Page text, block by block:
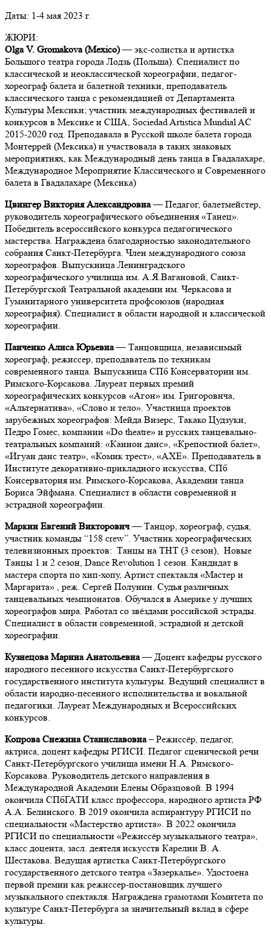
Даты: 1-4 мая 2023 г.
ЖЮРИ:
Оlga V. Gromakova (Mexico)— экс-солистка и артистка
Большого театра города Лодзь (Польша). Специалист по
классической и неоклассической хореографии, педагог-
хореограф балета и балетной техники, преподаватель
классического танца c рекомендацией от Департамента
Культуры Мексики; участник международных фестивалей и
конкурсов в Мексике и США, Sociedad Artistica Mundial AC
2015-2020 год. Преподавала в Русской школе балета города
Монтеррей (Мексика) и участвовала в таких знаковых
мероприятиях, как Международный день танца в Гвадалахаре,
Международное Мероприятие Классического и Современного
балета в Гвадалахаре (Мексика)
Цвингер Виктория Александровна — Педагог, балетмейстер,
руководитель хореографического объединения «Танец».
Победитель всероссийского конкурса педагогического
мастерства. Награждена благодарностью законодательного
собрания Санкт-Петербурга. Член международного союза
хореографов. Выпускница Ленинградского
хореографического училища им. А.Я.Вагановой, Санкт-
Петербургской Театральной академии им. Черкасова и
Гуманитарного университета профсоюзов (народная
хореография). Специалист в области народной и классической
хореографии.
Панченко Алиса Юрьевна— Танцовщица, независимый
хореограф, режиссер, преподаватель по техникам
современного танца. Выпускница СПб Консерватории им.
Римского-Корсакова. Лауреат первых премий
хореографических конкурсов «Агон» им. Григоровича,
«Альтернатива», «Слово и тело». Участница проектов
зарубежных хореографов: Мейда Визерс, Такако Цудзуки,
Педро Гомес, компании «Do theatre» и русских танцевально-
театральных компаний: «Каннон данс», «Крепостной балет»,
«Игуан данс театр», «Комик трест», «АХЕ». Преподаватель в
Институте декоративно-прикладного искусства, СПб
Консерватория им. Римского-Корсакова, Академии танца
Бориса Эйфмана. Специалист в области современной и
эстрадной хореографии.
Маркин Евгений Викторович— Танцор, хореограф, судья,
участник команды “158 crew”. Участник хореографических
телевизионных проектов: Танцы на ТНТ (3 сезон), Новые
Танцы 1 и 2 сезон, Dance Revolution 1 сезон. Кандидат в
мастера спорта по хип-хопу, Артист спектакля «Мастер и
Маргарита» , реж. Сергей Полунин. Судья различных
танцевальных чемпионатов. Обучался в Америке у лучших
хореографов мира. Работал со звёздами российской эстрады.
Специалист в области современной, эстрадной и детской
хореографии.
Кузнецова Марина Анатольевна— Доцент кафедры русского
народного песенного искусства Санкт-Петербургского
государственного института культуры. Ведущий специалист в
области народно-песенного исполнительства и вокальной
педагогики. Лауреат Международных и Всероссийских
конкурсов.
Копрова Снежина Станиславовна – Режиссёр, педагог,
актриса, доцент кафедры РГИСИ. Педагог сценической речи
Санкт-Петербургского училища имени Н.А. Римского-
Корсакова. Руководитель детского направления в
Международной Академии Елены Образцовой. В 1994
окончила СПбГАТИ класс профессора, народного артиста РФ
А.А. Белинского. В 2019 окончила аспирантуру РГИСИ по
специальности «Мастерство артиста». В 2022 окончила
РГИСИ по специальности «Режиссёр музыкального театра»,
класс доцента, засл. деятеля искусств Карелии В. А.
Шестакова. Ведущая артистка Санкт-Петербургского
государственного детского театра «Зазеркалье». Удостоена
первой премии как режиссер-постановщик лучшего
музыкального спектакля. Награждена грамотами Комитета по
культуре Санкт-Петербурга за значительный вклад в сфере
культуры.